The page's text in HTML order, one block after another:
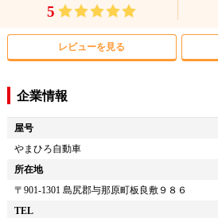
5
レビューを見る
企業情報
屋号
やまひろ自動車
所在地
〒 901-1301 島尻郡与那原町板良敷９８６
TEL